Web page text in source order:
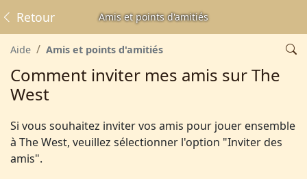
Amis et points d'amitiés
Retour
Aide Amis et points d'amitiés
Comment inviter mes amis sur The
West
Si vous souhaitez inviter vos amis pour jouer ensemble
à The West, veuillez sélectionner l'option "Inviter des
amis".